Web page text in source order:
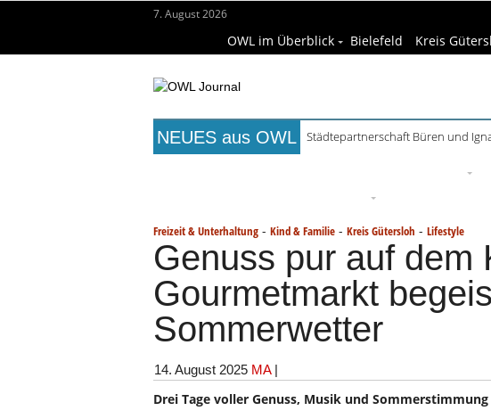
7. August 2026
OWL im Überblick Bielefeld Kreis
NEUES aus OWL Städtepartnerschaft Büren und
Freizeit & Unterhaltung - Kind & Familie - Kreis Gütersloh - Lifestyle
Genuss pur auf dem
Gourmetmarkt
Sommerwetter
14. August 2025 MA |
Drei Tage voller Genuss, Musik und